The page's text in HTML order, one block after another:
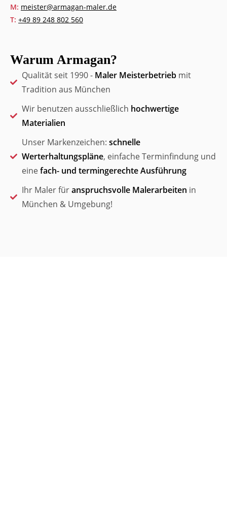
M: meister@armagan-maler.de
T: +49 89 248 802 560
Warum Armagan?
Qualität seit 1990 - Maler Meisterbetriebmit
Tradition aus München
Wir benutzen ausschließlich hochwertige
Materialien
Unser Markenzeichen: schnelle
Werterhaltungspläne, einfache Terminfindung und
einefach- und termingerechte Ausführung
Ihr Maler füranspruchsvolle Malerarbeiten in
München & Umgebung!